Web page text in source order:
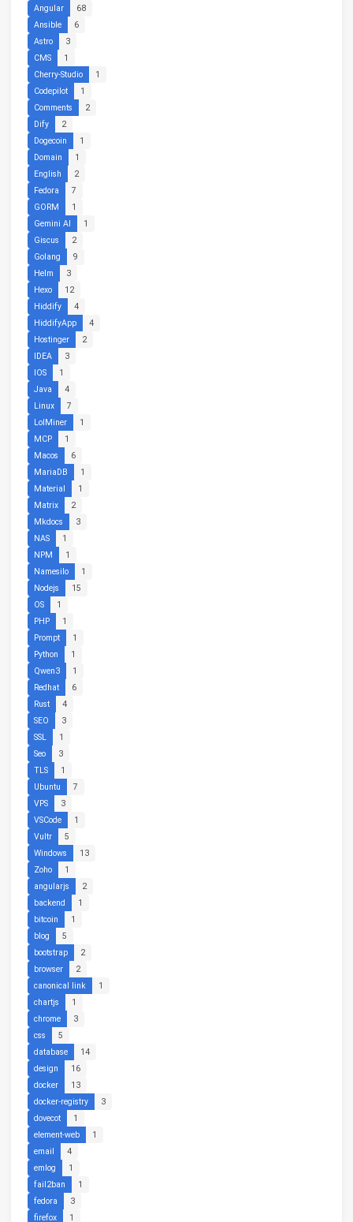
Angular
68
Ansible
6
Astro
3
CMS
1
Cherry-Studio
1
Codepilot
1
Comments
2
Dify
2
Dogecoin
1
Domain
1
English
2
Fedora
7
GORM
1
Gemini AI
1
Giscus
2
Golang
9
Helm
3
Hexo
12
Hiddify
4
HiddifyApp
4
Hostinger
2
IDEA
3
IOS
1
Java
4
Linux
7
LolMiner
1
MCP
1
Macos
6
MariaDB
1
Material
1
Matrix
2
Mkdocs
3
NAS
1
NPM
1
Namesilo
1
Nodejs
15
OS
1
PHP
1
Prompt
1
Python
1
Qwen3
1
Redhat
6
Rust
4
SEO
3
SSL
1
Seo
3
TLS
1
Ubuntu
7
VPS
3
VSCode
1
Vultr
5
Windows
13
Zoho
1
angularjs
2
backend
1
bitcoin
1
blog
5
bootstrap
2
browser
2
canonical link
1
chartjs
1
chrome
3
css
5
database
14
design
16
docker
13
docker-registry
3
dovecot
1
element-web
1
email
4
emlog
1
fail2ban
1
fedora
3
firefox
1